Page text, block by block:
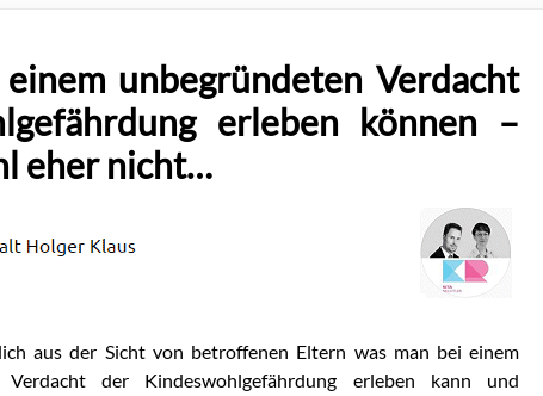
unbegründeten Verdacht
erleben können –
eher nicht…
aus der Sicht von betroffenen Eltern was man bei einem
Verdacht der Kindeswohlgefährdung erleben kann und